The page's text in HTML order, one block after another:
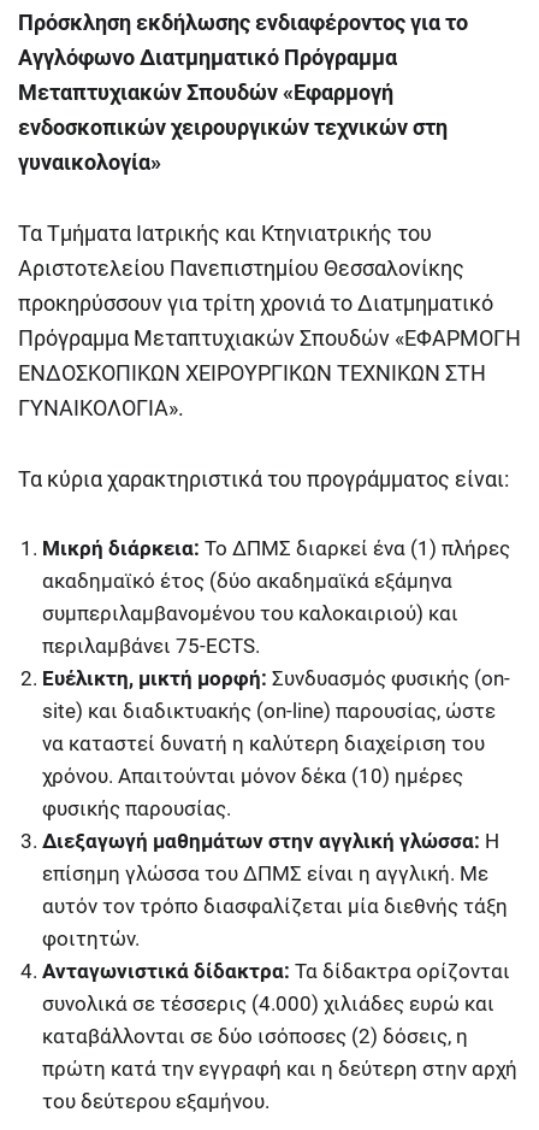
Πρόσκληση εκδήλωσης ενδιαφέροντος για το
Αγγλόφωνο Διατμηματικό Πρόγραμμα
Μεταπτυχιακών Σπουδών «Εφαρμογή
ενδοσκοπικών χειρουργικών τεχνικών στη
γυναικολογία»
Τα Τμήματα Ιατρικής και Κτηνιατρικής του
Αριστοτελείου Πανεπιστημίου Θεσσαλονίκης
προκηρύσσουν για τρίτη χρονιά το Διατμηματικό
Πρόγραμμα Μεταπτυχιακών Σπουδών «ΕΦΑΡΜΟΓΗ
ΕΝΔΟΣΚΟΠΙΚΩΝ ΧΕΙΡΟΥΡΓΙΚΩΝ ΤΕΧΝΙΚΩΝ ΣΤΗ
ΓΥΝΑΙΚΟΛΟΓΙΑ».
Τα κύρια χαρακτηριστικά του προγράμματος είναι:
Μικρή διάρκεια: Το ΔΠΜΣ διαρκεί ένα (1) πλήρες
ακαδημαϊκό έτος (δύο ακαδημαϊκά εξάμηνα
συμπεριλαμβανομένου του καλοκαιριού) και
περιλαμβάνει 75-ECTS.
Ευέλικτη, μικτή μορφή: Συνδυασμός φυσικής (on-
site) και διαδικτυακής (on-line) παρουσίας, ώστε
να καταστεί δυνατή η καλύτερη διαχείριση του
χρόνου. Απαιτούνται μόνον δέκα (10) ημέρες
φυσικής παρουσίας.
Διεξαγωγή μαθημάτων στην αγγλική γλώσσα: Η
επίσημη γλώσσα του ΔΠΜΣ είναι η αγγλική. Με
αυτόν τον τρόπο διασφαλίζεται μία διεθνής τάξη
φοιτητών.
Ανταγωνιστικά δίδακτρα: Τα δίδακτρα ορίζονται
συνολικά σε τέσσερις (4.000) χιλιάδες ευρώ και
καταβάλλονται σε δύο ισόποσες (2) δόσεις, η
πρώτη κατά την εγγραφή και η δεύτερη στην αρχή
του δεύτερου εξαμήνου.